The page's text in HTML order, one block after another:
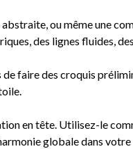
ou même une
des lignes fluides,
faire des croquis
en tête. Utilisez-le
globale dans